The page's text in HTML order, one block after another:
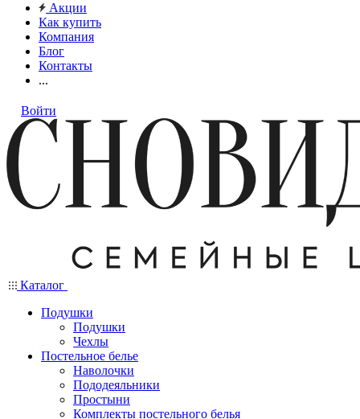
Акции
Как купить
Компания
Блог
Контакты
...
Войти
Каталог
Подушки
Подушки
Чехлы
Постельное белье
Наволочки
Пододеяльники
Простыни
Комплекты постельного белья